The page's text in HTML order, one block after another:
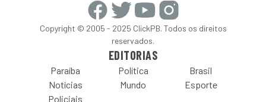
Copyright © 2005 - 2025 ClickPB. Todos os direitos
reservados.
EDITORIAS
Paraíba Política
Brasil
Notícias
Policiais
Mundo Esporte